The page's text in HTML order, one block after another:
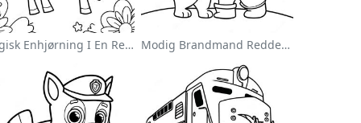
Magisk Enhjørning I En Regnbue Farvelægningsside Modig Brandmand Redder En Kat Farvelægningsside